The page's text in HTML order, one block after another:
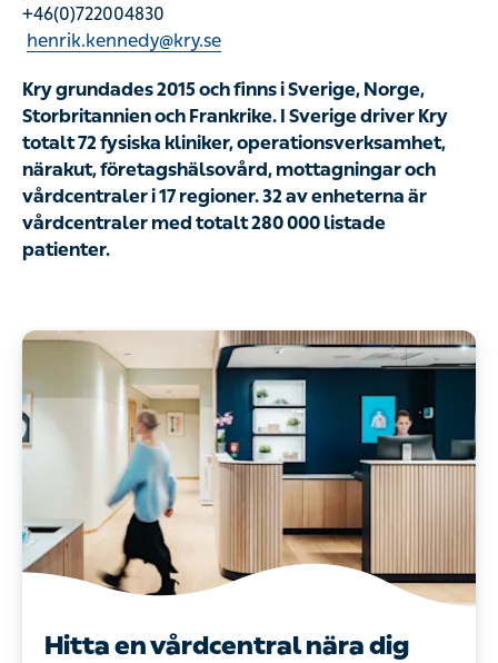
+46(0)722004830
henrik.kennedy@kry.se
Kry grundades 2015 och finns i Sverige, Norge,
Storbritannien och Frankrike. I Sverige driver Kry
totalt 72 fysiska kliniker, operationsverksamhet,
närakut, företagshälsovård, mottagningar och
vårdcentraler i 17 regioner. 32 av enheterna är
vårdcentraler med totalt 280 000 listade
patienter.
Hitta en vårdcentral nära dig